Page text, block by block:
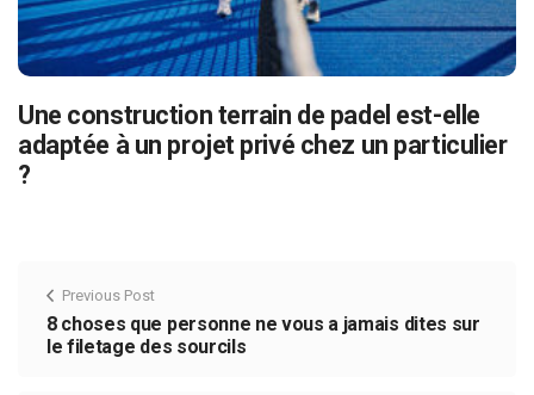
Une construction terrain de padel est-elle
adaptée à un projet privé chez un particulier
?
Previous Post
8 choses que personne ne vous a jamais dites sur
le filetage des sourcils